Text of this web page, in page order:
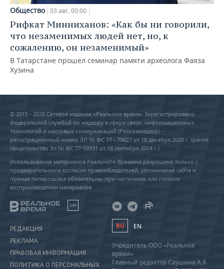
Общество 03 авг, 00:00
Рифкат Минниханов: «Как бы ни говорили,
что незаменимых людей нет, но, к
сожалению, он незаменимый»
В Татарстане прошел семинар памяти археолога Фаяза
Хузина
© 2015 - 2026 Сетевое издание «Реальное время» Зарегистрировано
Федеральной службой по надзору в сфере связи, информационных
технологий и массовых коммуникаций (Роскомнадзор) –
регистрационный номер ЭЛ № ФС 77 - 79627 от 18 декабря 2020 г. (ранее
свидетельство Эл № ФС 77-59331 от 18 сентября 2014 г.)
Использование материалов Реального Времени разрешено только с
предварительного согласия правообладателей, упоминание сайта и
прямая гиперссылка обязательны при частичном или полном
воспроизведении материалов.
18+
РЕДАКЦИЯ
РЕКЛАМА
ПРАВОВАЯ ИНФОРМАЦИЯ
ПОЛИТИКА О ПЕРСОНАЛЬНЫХ
RU EN
Учредитель ООО «Реальное
время»
Главный редактор Саушина А.А.